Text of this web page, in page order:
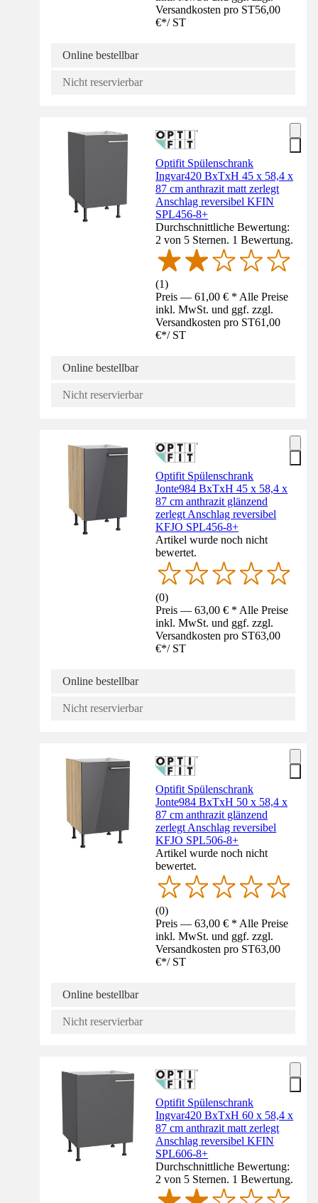
Versandkosten pro ST56,00
€*/ ST
Online bestellbar
Nicht reservierbar
Optifit Spülenschrank
Ingvar420 BxTxH 45 x 58,4 x
87 cm anthrazit matt zerlegt
Anschlag reversibel KFIN
SPL456-8+
Durchschnittliche Bewertung:
2 von 5 Sternen. 1 Bewertung.
(1)
Preis — 61,00 € * Alle Preise
inkl. MwSt. und ggf. zzgl.
Versandkosten pro ST61,00
€*/ ST
Online bestellbar
Nicht reservierbar
Optifit Spülenschrank
Jonte984 BxTxH 45 x 58,4 x
87 cm anthrazit glänzend
zerlegt Anschlag reversibel
KFJO SPL456-8+
Artikel wurde noch nicht
bewertet.
(0)
Preis — 63,00 € * Alle Preise
inkl. MwSt. und ggf. zzgl.
Versandkosten pro ST63,00
€*/ ST
Online bestellbar
Nicht reservierbar
Optifit Spülenschrank
Jonte984 BxTxH 50 x 58,4 x
87 cm anthrazit glänzend
zerlegt Anschlag reversibel
KFJO SPL506-8+
Artikel wurde noch nicht
bewertet.
(0)
Preis — 63,00 € * Alle Preise
inkl. MwSt. und ggf. zzgl.
Versandkosten pro ST63,00
€*/ ST
Online bestellbar
Nicht reservierbar
Optifit Spülenschrank
Ingvar420 BxTxH 60 x 58,4 x
87 cm anthrazit matt zerlegt
Anschlag reversibel KFIN
SPL606-8+
Durchschnittliche Bewertung:
2 von 5 Sternen. 1 Bewertung.